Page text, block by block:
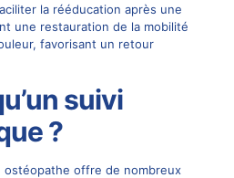
la rééducation après une
une restauration de la mobilité
favorisant un retour
suivi
?
ostéopathe offre de nombreux